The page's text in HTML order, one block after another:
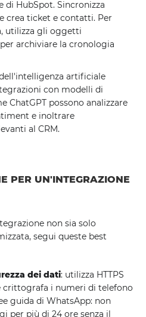
di HubSpot. Sincronizza
crea ticket e contatti. Per
utilizza gli oggetti
archiviare la cronologia
artificiale
con modelli di
ChatGPT possono analizzare
e inoltrare
al CRM.
PER UN'INTEGRAZIONE
non sia solo
segui queste best
dei dati: utilizza HTTPS
crittografa i numeri di telefono
guida di WhatsApp: non
per più di 24 ore senza il